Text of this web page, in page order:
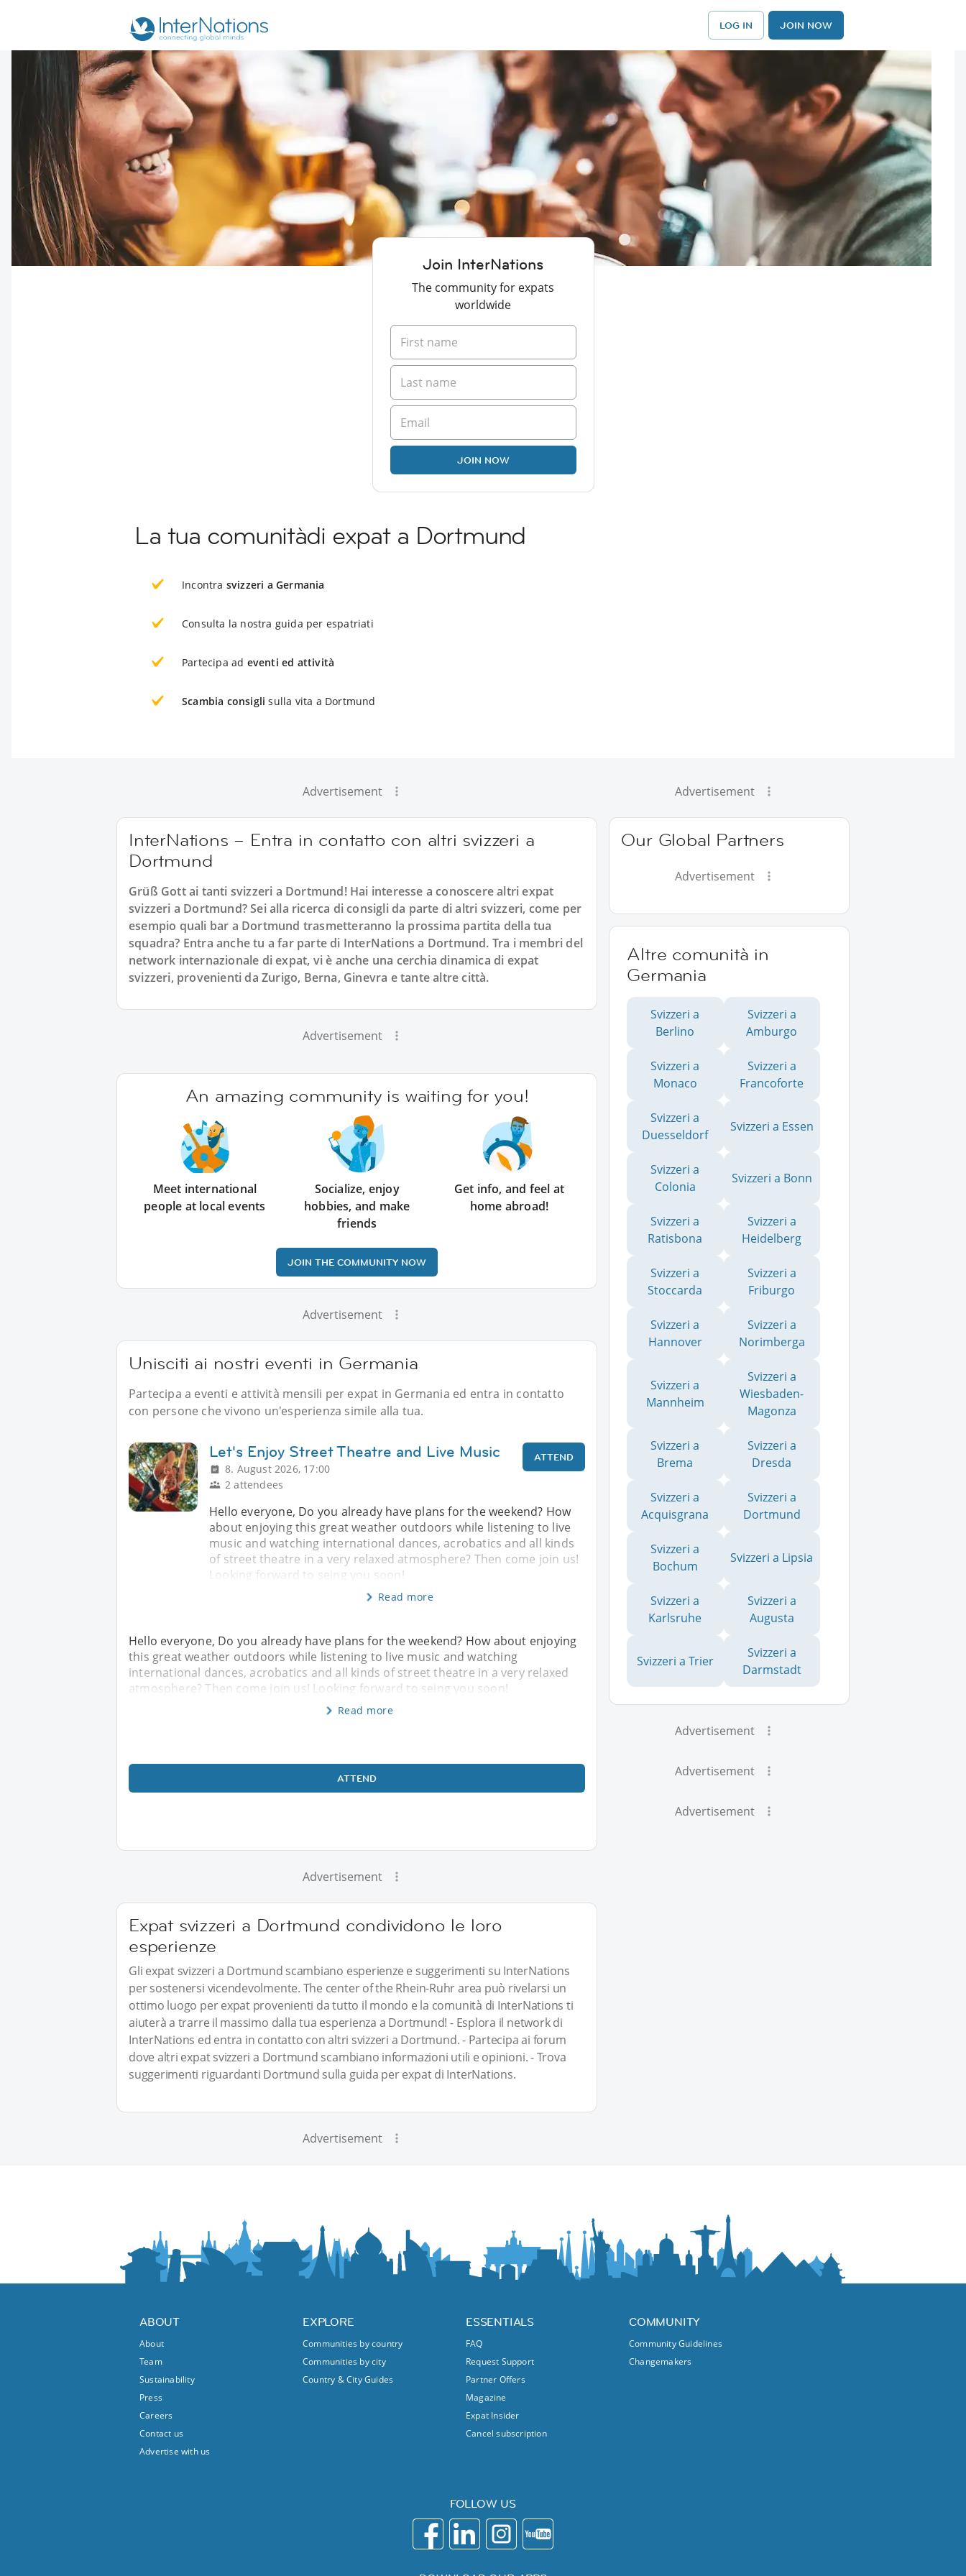
LOG IN JOIN NOW
Join InterNations
The community for expats
worldwide
JOIN NOW
La tua comunitàdi expat a Dortmund
Incontra svizzeri a Germania
Consulta la nostra guida per espatriati
Partecipa ad eventi ed attività
Scambia consigli sulla vita a Dortmund
Advertisement
InterNations – Entra in contatto con altri svizzeri a
Dortmund
Grüß Gott ai tanti svizzeri a Dortmund! Hai interesse a conoscere altri expat
svizzeri a Dortmund? Sei alla ricerca di consigli da parte di altri svizzeri, come per
esempio quali bar a Dortmund trasmetteranno la prossima partita della tua
squadra? Entra anche tu a far parte di InterNations a Dortmund. Tra i membri del
network internazionale di expat, vi è anche una cerchia dinamica di expat
svizzeri, provenienti da Zurigo, Berna, Ginevra e tante altre città.
Advertisement
An amazing community is waiting for you!
Meet international
people at local events
Socialize, enjoy
hobbies, and make
friends
Get info, and feel at
home abroad!
JOIN THE COMMUNITY NOW
Advertisement
Unisciti ai nostri eventi in Germania
Partecipa a eventi e attività mensili per expat in Germania ed entra in contatto
con persone che vivono un'esperienza simile alla tua.
Let's Enjoy Street Theatre and Live Music
8. August 2026, 17:00
2 attendees
ATTEND
Hello everyone, Do you already have plans for the weekend? How
about enjoying this great weather outdoors while listening to live
music and watching international dances, acrobatics and all kinds
of street theatre in a very relaxed atmosphere? Then come join us!
Looking forward to seing you soon!
Read more
Hello everyone, Do you already have plans for the weekend? How about enjoying
this great weather outdoors while listening to live music and watching
international dances, acrobatics and all kinds of street theatre in a very relaxed
atmosphere? Then come join us! Looking forward to seing you soon!
Read more
ATTEND
Advertisement
Expat svizzeri a Dortmund condividono le loro
esperienze
Gli expat svizzeri a Dortmund scambiano esperienze e suggerimenti su InterNations
per sostenersi vicendevolmente. The center of the Rhein-Ruhr area può rivelarsi un
ottimo luogo per expat provenienti da tutto il mondo e la comunità di InterNations ti
aiuterà a trarre il massimo dalla tua esperienza a Dortmund! - Esplora il network di
InterNations ed entra in contatto con altri svizzeri a Dortmund. - Partecipa ai forum
dove altri expat svizzeri a Dortmund scambiano informazioni utili e opinioni. - Trova
suggerimenti riguardanti Dortmund sulla guida per expat di InterNations.
Advertisement
Advertisement
Our Global Partners
Advertisement
Altre comunità in
Germania
Svizzeri a
Berlino
Svizzeri a
Amburgo
Svizzeri a
Monaco
Svizzeri a
Francoforte
Svizzeri a
Duesseldorf
Svizzeri a Essen
Svizzeri a
Colonia
Svizzeri a Bonn
Svizzeri a
Ratisbona
Svizzeri a
Heidelberg
Svizzeri a
Stoccarda
Svizzeri a
Friburgo
Svizzeri a
Hannover
Svizzeri a
Norimberga
Svizzeri a
Mannheim
Svizzeri a
Wiesbaden-
Magonza
Svizzeri a
Brema
Svizzeri a
Dresda
Svizzeri a
Acquisgrana
Svizzeri a
Dortmund
Svizzeri a
Bochum
Svizzeri a Lipsia
Svizzeri a
Karlsruhe
Svizzeri a
Augusta
Svizzeri a Trier
Svizzeri a
Darmstadt
Advertisement
Advertisement
Advertisement
ABOUT
About
Team
Sustainability
Press
Careers
Contact us
Advertise with us
EXPLORE
Communities by country
Communities by city
Country & City Guides
ESSENTIALS
FAQ
Request Support
Partner Offers
Magazine
Expat Insider
Cancel subscription
COMMUNITY
Community Guidelines
Changemakers
FOLLOW US